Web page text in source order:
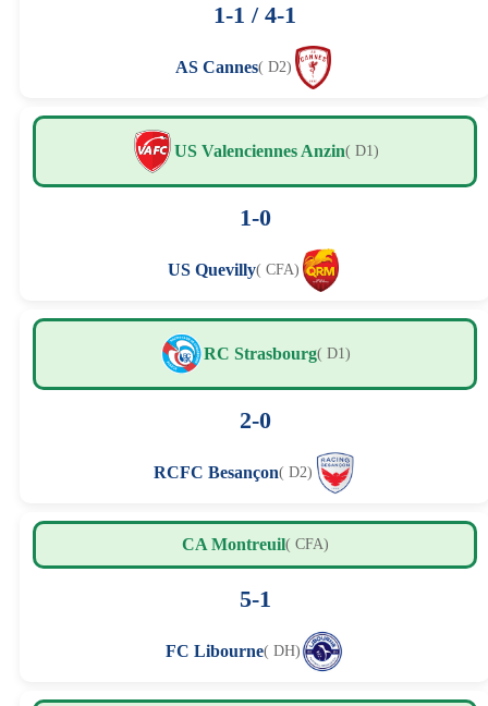
1-1 / 4-1
AS Cannes( D2)
US Valenciennes Anzin( D1)
1-0
US Quevilly( CFA)
RC Strasbourg( D1)
2-0
RCFC Besançon( D2)
CA Montreuil( CFA)
5-1
FC Libourne( DH)